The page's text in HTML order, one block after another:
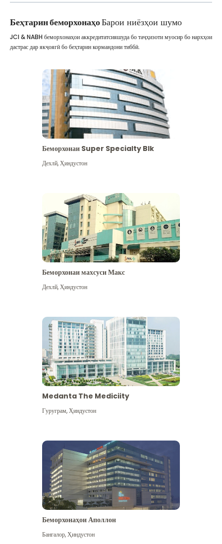
Беҳтарин беморхонаҳоБарои ниёзҳои шумо
Бештар дидан
JCI & NABH беморхонаҳои аккредитатсияшуда бо таҷҳизоти муосир бо нархҳои
дастрас дар якҷоягӣ бо беҳтарин кормандони тиббӣ.
Беморхонаи Super Specialty Blk
Дехлй,Ҳиндустон
Беморхонаи махсуси Макс
Дехлй,Ҳиндустон
Medanta The Mediciity
Гуруграм,Ҳиндустон
Беморхонаҳои Аполлон
Бангалор,Ҳиндустон